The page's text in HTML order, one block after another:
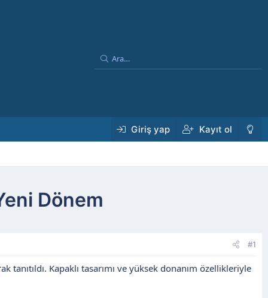
Giriş yap Kayıt ol
Dönem
#1
Kapaklı tasarımı ve yüksek donanım özellikleriyle